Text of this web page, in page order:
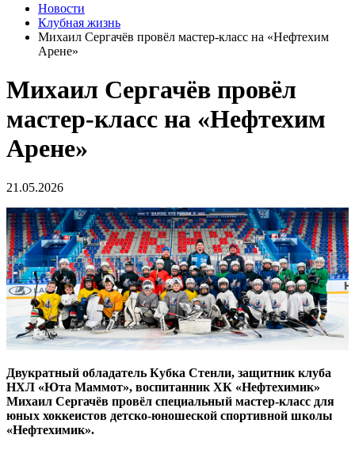
Новости
Клубная жизнь
Михаил Сергачёв провёл мастер-класс на «Нефтехим
Арене»
Михаил Сергачёв провёл
мастер-класс на «Нефтехим
Арене»
21.05.2026
Двукратный обладатель Кубка Стенли, защитник клуба
НХЛ «Юта Маммот», воспитанник ХК «Нефтехимик»
Михаил Сергачёв провёл специальный мастер-класс для
юных хоккеистов детско-юношеской спортивной школы
«Нефтехимик».